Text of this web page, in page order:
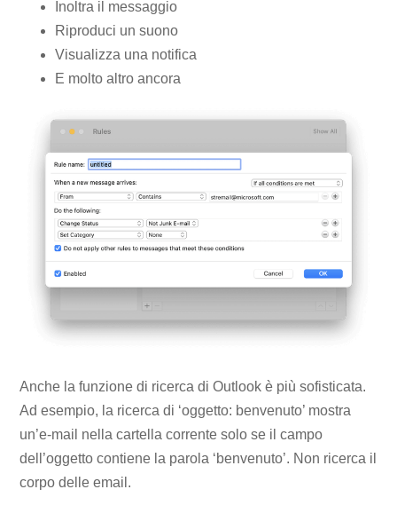
Inoltra il messaggio
Riproduci un suono
Visualizza una notifica
E molto altro ancora
Anche la funzione di ricerca di Outlook è più sofisticata.
Ad esempio, la ricerca di ‘oggetto: benvenuto’ mostra
un’e-mail nella cartella corrente solo se il campo
dell’oggetto contiene la parola ‘benvenuto’. Non ricerca il
corpo delle email.